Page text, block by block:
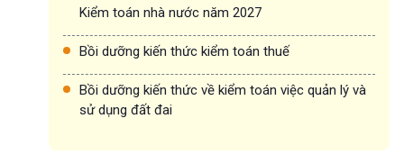
Kiểm toán nhà nước năm 2027
Bồi dưỡng kiến thức kiểm toán thuế
Bồi dưỡng kiến thức về kiểm toán việc quản lý và
sử dụng đất đai